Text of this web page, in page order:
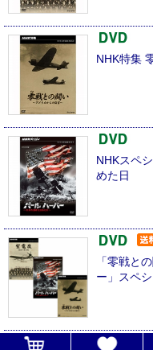
NHK特集
NHKスペ
めた日
「零戦と
ー」スペ